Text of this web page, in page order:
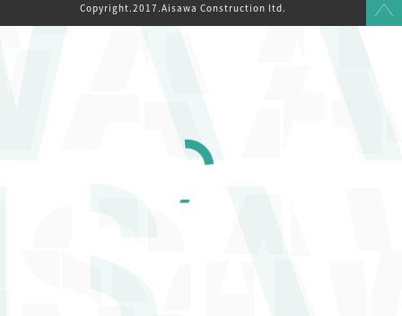
Copyright.2017.Aisawa Construction ltd.